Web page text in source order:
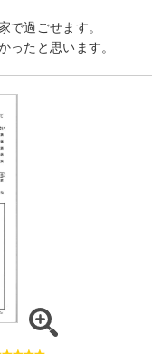
で過ごせます。
ったと思います。